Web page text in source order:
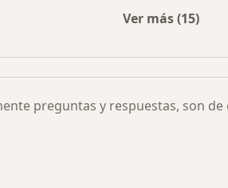
Ver más (15)
preguntas y respuestas, son